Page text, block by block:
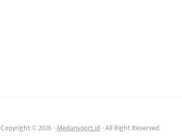
Copyright © 2026 -Medansport.id- All Right Reserved